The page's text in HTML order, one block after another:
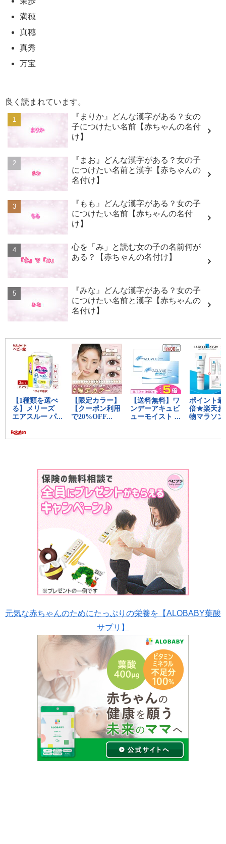
満穂
真穗
真秀
万宝
良く読まれています。
『まりか』どんな漢字がある？女の
子につけたい名前【赤ちゃんの名付
け】
『まお』どんな漢字がある？女の子
につけたい名前と漢字【赤ちゃんの
名付け】
『もも』どんな漢字がある？女の子
につけたい名前【赤ちゃんの名付
け】
心を「み」と読む女の子の名前何が
ある？【赤ちゃんの名付け】
『みな』どんな漢字がある？女の子
につけたい名前と漢字【赤ちゃんの
名付け】
元気な赤ちゃんのためにたっぷりの栄養を【ALOBABY葉酸
サプリ】